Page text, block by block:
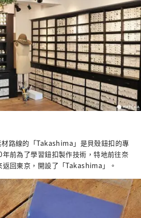
路線的「Takashima」是貝殼鈕扣的專
前為了學習鈕扣製作技術，特地前往奈
回東京，開設了「Takashima」。